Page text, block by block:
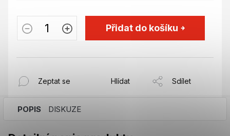
Přidat do košíku
Zeptat se Hlídat Sdílet
POPIS DISKUZE